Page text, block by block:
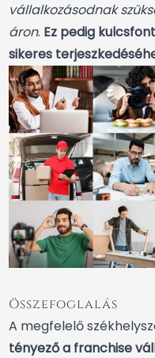
vállalkozásodnak
áron. Ez pedig
sikeres
Összefoglalás
A megfelelő
tényező a franchise